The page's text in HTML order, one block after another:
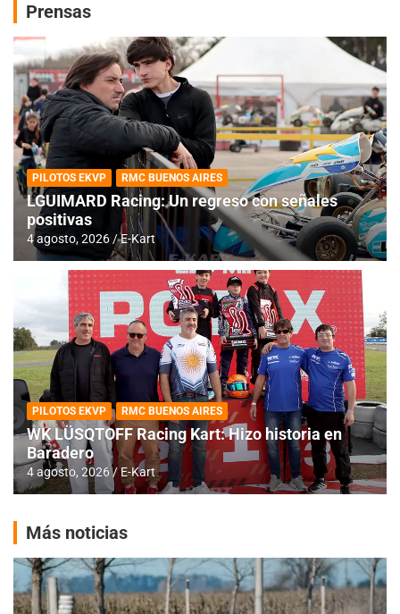
Prensas
PILOTOS EKVP RMC BUENOS AIRES
LGUIMARD Racing: Un regreso con señales
positivas
4 agosto, 2026 E-Kart
PILOTOS EKVP RMC BUENOS AIRES
WK LÜSQTOFF Racing Kart: Hizo historia en
Baradero
4 agosto, 2026 E-Kart
Más noticias